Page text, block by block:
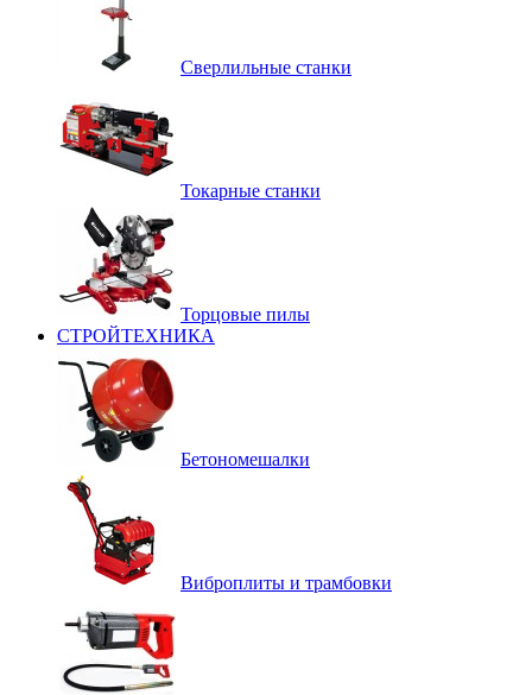
Сверлильные станки
Токарные станки
Торцовые пилы
СТРОЙТЕХНИКА
Бетономешалки
Виброплиты и трамбовки